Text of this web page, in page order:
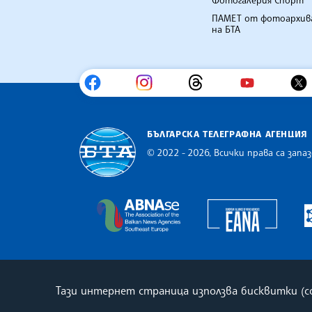
ПАМЕТ от
на БТА
БЪЛГАРСКА ТЕЛЕГРАФНА АГЕНЦИЯ
© 2022 - 2026, Всички права са
The Assocoation of the
Тази интернет страница използва бисквитки